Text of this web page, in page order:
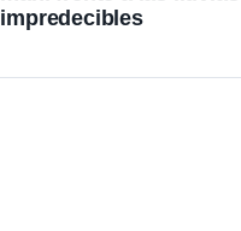
impredecibles